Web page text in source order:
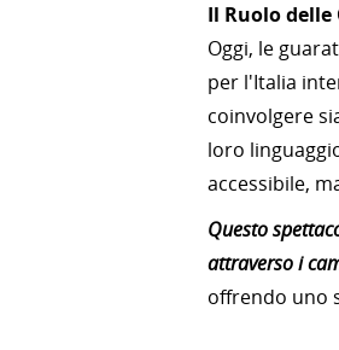
Il Ruolo
Oggi, le
per l'Italia
coinvolgere
loro
accessibile,
Questo
attraverso i
offrendo uno